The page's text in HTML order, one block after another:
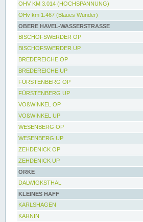
OHV KM 3.014 (HOCHSPANNUNG)
OHv km 1.467 (Blaues Wunder)
OBERE HAVEL-WASSERSTRASSE
BISCHOFSWERDER OP
BISCHOFSWERDER UP
BREDEREICHE OP
BREDEREICHE UP
FÜRSTENBERG OP
FÜRSTENBERG UP
VOßWINKEL OP
VOßWINKEL UP
WESENBERG OP
WESENBERG UP
ZEHDENICK OP
ZEHDENICK UP
ORKE
DALWIGKSTHAL
KLEINES HAFF
KARLSHAGEN
KARNIN